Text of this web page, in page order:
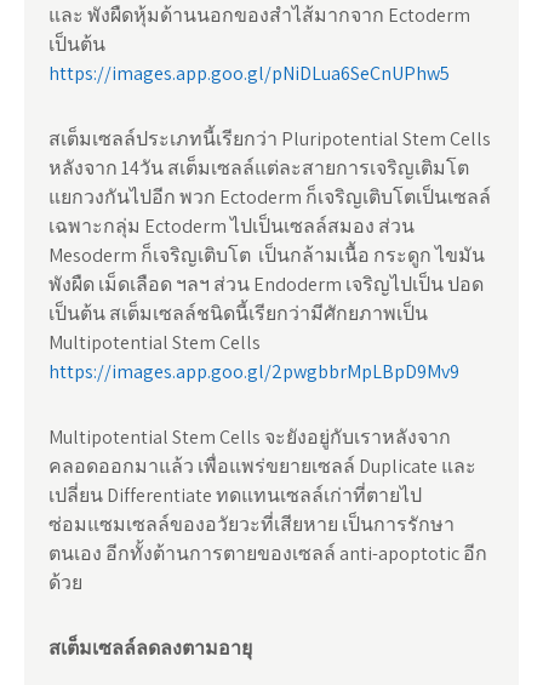
และ พังผืดหุ้มด้านนอกของสำไส้มากจาก Ectoderm
เป็นต้น
https://images.app.goo.gl/pNiDLua6SeCnUPhw5
สเต็มเซลล์ประเภทนี้เรียกว่า Pluripotential Stem Cells
หลังจาก 14วัน สเต็มเซลล์แต่ละสายการเจริญเติมโต
แยกวงกันไปอีก พวก Ectoderm ก็เจริญเติบโตเป็นเซลล์
เฉพาะกลุ่ม Ectoderm ไปเป็นเซลล์สมอง ส่วน
Mesoderm ก็เจริญเติบโต เป็นกล้ามเนื้อ กระดูก ไขมัน
พังผืด เม็ดเลือด ฯลฯ ส่วน Endoderm เจริญไปเป็น ปอด
เป็นต้น สเต็มเซลล์ชนิดนี้เรียกว่ามีศักยภาพเป็น
Multipotential Stem Cells
https://images.app.goo.gl/2pwgbbrMpLBpD9Mv9
Multipotential Stem Cells จะยังอยู่กับเราหลังจาก
คลอดออกมาแล้ว เพื่อแพร่ขยายเซลล์ Duplicate และ
เปลี่ยน Differentiate ทดแทนเซลล์เก่าที่ตายไป
ซ่อมแซมเซลล์ของอวัยวะที่เสียหาย เป็นการรักษา
ตนเอง อีกทั้งต้านการตายของเซลล์ anti-apoptotic อีก
ด้วย
สเต็มเซลล์ลดลงตามอายุ